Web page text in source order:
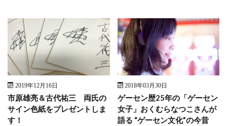
2019年12月16日
市原雄亮＆古代祐三 両氏の
サイン色紙をプレゼントしま
す！
2018年03月30日
ゲーセン歴25年の「ゲーセン
女子」おくむらなつこさんが
語る “ゲーセン文化”の今昔